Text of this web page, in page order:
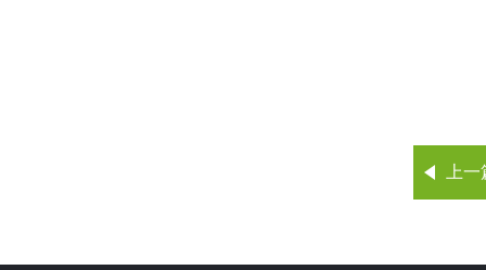
上一